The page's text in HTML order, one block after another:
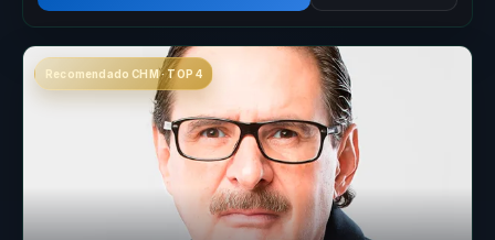
Recomendado CHM · TOP 4